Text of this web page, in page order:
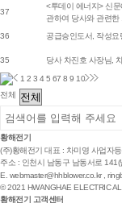
37
<투데이 에너지> 신
관하여 당사와 관련한
36 공급승인도서, 작성요
35 당사 차진호 사장님,
1 2 3 4 5 67 8 9 10
전체
황해전기
(주)황해전기 대표 : 차미영 사업자
주소 : 인천시 남동구 남동서로
E. webmaster@hhblower.co.kr,
© 2021 HWANGHAE ELECTRIC
황해전기 고객센터